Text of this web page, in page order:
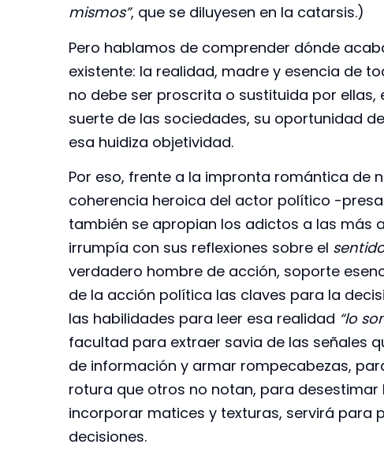
mismos”, que se diluyesen en la catarsis.)
Pero hablamos de comprender dónde
existente: la realidad, madre y esencia de
no debe ser proscrita o sustituida por
suerte de las sociedades, su oportunidad
esa huidiza objetividad.
Por eso, frente a la impronta romántica de
coherencia heroica del actor político -
también se apropian los adictos a las más
irrumpía con sus reflexiones sobre el
verdadero hombre de acción, soporte
de la acción política las claves para la
las habilidades para leer esa realidad “lo
facultad para extraer savia de las señales
de información y armar rompecabezas,
rotura que otros no notan, para
incorporar matices y texturas, servirá para
decisiones.